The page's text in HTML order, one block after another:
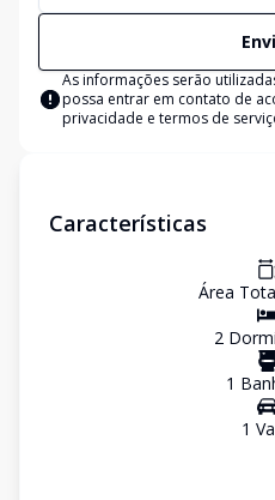
As informações serão
possa entrar em contato de
privacidade e termos de
Características
Área
2
1
1